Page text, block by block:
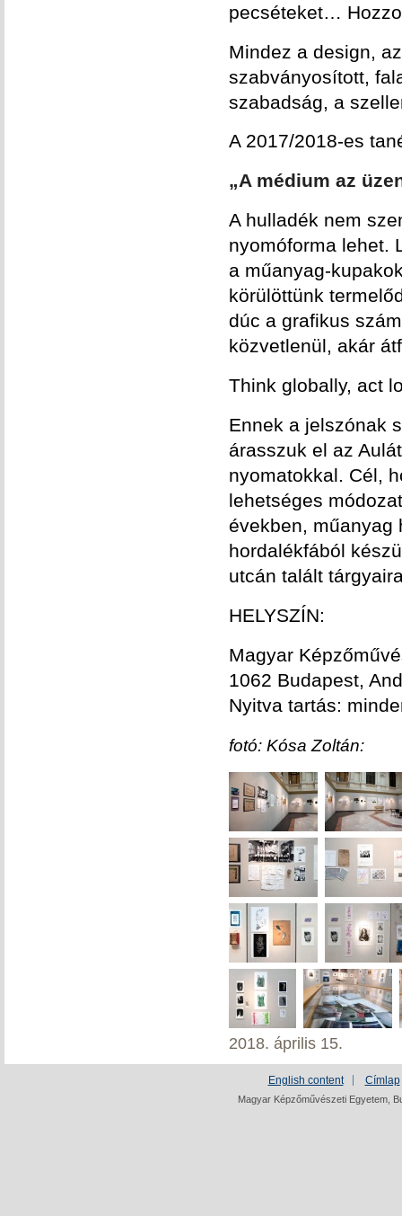
pecséteket…
Mindez a design,
szabványosított,
szabadság, a
A 2017/2018-es
„A médium az
A hulladék nem
nyomóforma lehet.
a műanyag-
körülöttünk
dúc a grafikus
közvetlenül, akár
Think globally, act
Ennek a jelszónak
árasszuk el az
nyomatokkal. Cél,
lehetséges
években, műanyag
hordalékfából
utcán talált
HELYSZÍN:
Magyar
1062 Budapest,
Nyitva tartás:
fotó: Kósa Zoltán:
2018. április 15.
English content Címlap
Magyar Képzőművészeti Egyetem,